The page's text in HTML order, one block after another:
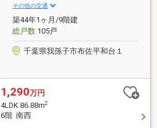
その他の交通
築44年1ヶ月/9階建
総戸数105戸
千葉県我孫子市布佐平和台１
1,290万円
4LDK 86.88m2
6階 南西